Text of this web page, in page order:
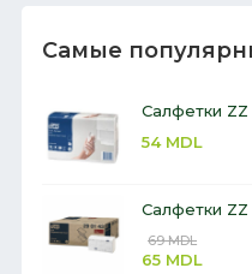
Самые
Салфетки
54 MDL
Салфетки
69MDL
65 MDL